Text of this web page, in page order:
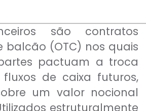
MINHA CONTA
PORTAL EAD
são contratos
balcão (OTC) nos quais
pactuam a troca
de caixa futuros,
um valor nocional
estruturalmente